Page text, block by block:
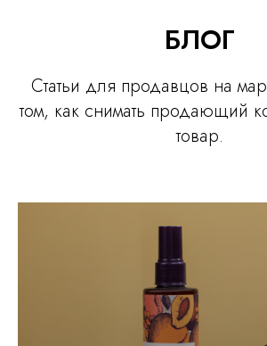
БЛОГ
Статьи для продавцов на
том, как снимать продающий
товар.